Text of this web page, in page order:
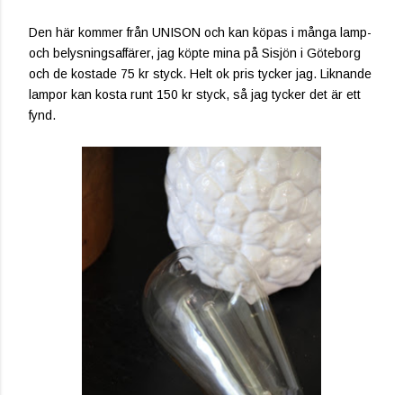
Den här kommer från UNISON och kan köpas i många lamp-
och belysningsaffärer, jag köpte mina på Sisjön i Göteborg
och de kostade 75 kr styck. Helt ok pris tycker jag. Liknande
lampor kan kosta runt 150 kr styck, så jag tycker det är ett
fynd.